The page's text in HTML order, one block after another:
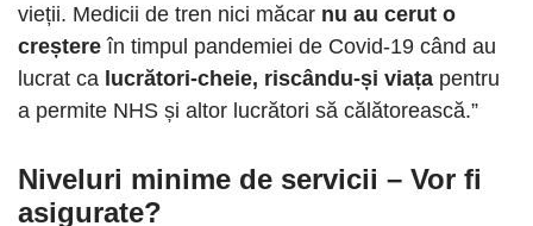
vieții. Medicii de tren nici măcar nu au cerut o
creștere în timpul pandemiei de Covid-19 când au
lucrat ca lucrători-cheie, riscându-și viața pentru
a permite NHS și altor lucrători să călătorească.”
Niveluri minime de servicii – Vor fi
asigurate?